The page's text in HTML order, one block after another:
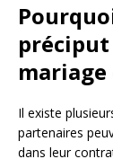
mariage
Il existe
partenaires
dans leur